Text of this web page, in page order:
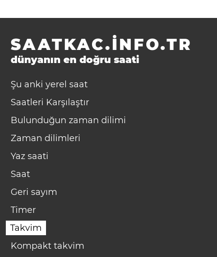
SAATKAC.INFO.TR
dünyanın en doğru saati
Şu anki yerel saat
Saatleri Karşılaştır
Bulunduğun zaman dilimi
Zaman dilimleri
Yaz saati
Saat
Geri sayım
Timer
Takvim
Kompakt takvim